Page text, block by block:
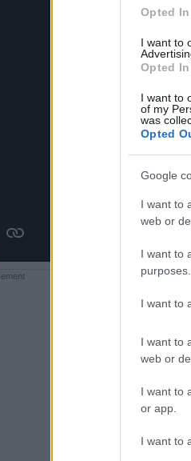
Opted In
I want to
Opted In
I want to
of my
was
Opted
Google
I want to
web or
I want to
purposes.
I want to
I want to
web or
I want to
or app.
I want to